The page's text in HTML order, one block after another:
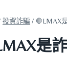
投資詐騙 / 🛑LMAX
是